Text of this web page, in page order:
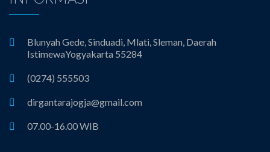
g
t
i
Blunyah Gede, Sinduadi, Mlati, Sleman, Daerah
IstimewaYogyakarta 55284
(0274) 555503
dirgantarajogja@gmail.com
07.00-16.00 WIB